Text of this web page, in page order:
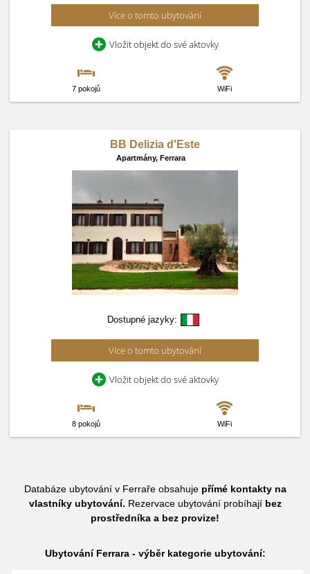
Více o tomto ubytování
Vložit objekt do své aktovky
7 pokojů WiFi
BB Delizia d'Este
Apartmány, Ferrara
Dostupné jazyky:
Více o tomto ubytování
Vložit objekt do své aktovky
8 pokojů WiFi
Databáze ubytování v Ferraře obsahuje přímé kontakty na
vlastníky ubytování. Rezervace ubytování probíhají bez
prostředníka a bez provize!
Ubytování Ferrara - výběr kategorie ubytování: